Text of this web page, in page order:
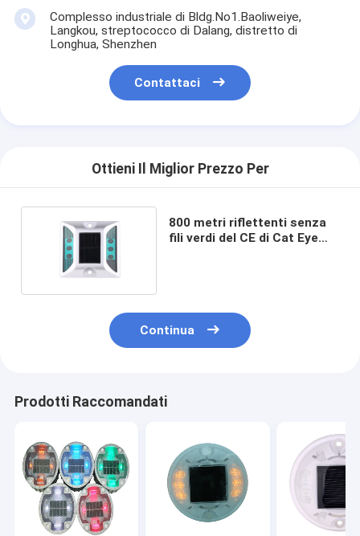
Complesso industriale di Bldg.No1.Baoliweiye,
Langkou, streptococco di Dalang, distretto di
Longhua, Shenzhen
Contattaci
Ottieni Il Miglior Prezzo Per
800 metri riflettenti senza
fili verdi del CE di Cat Eye
Continua
Prodotti Raccomandati